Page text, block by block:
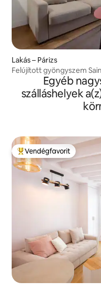
Lakás – Párizs
Felújított gyöngyszem
Egyéb
szálláshelyek
Kiemelt vendégfavorit
Vendégfavorit